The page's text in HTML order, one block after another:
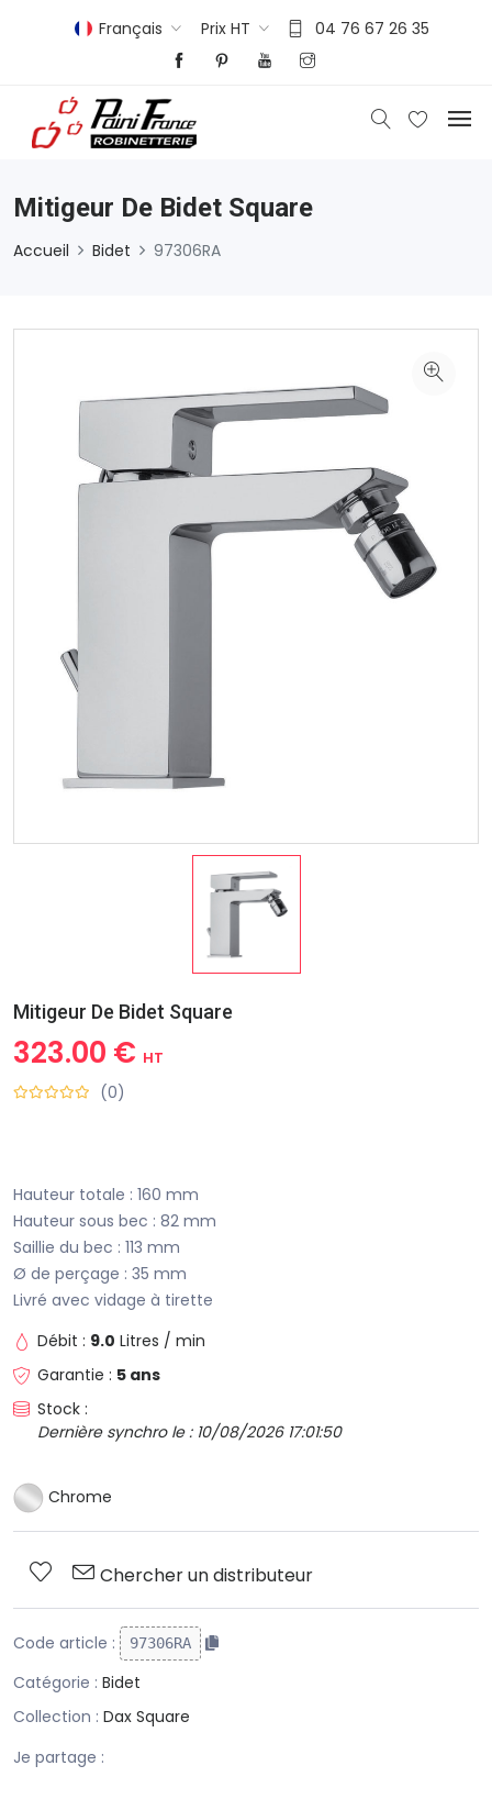
Français Prix HT 04 76 67 26 35
Mitigeur De Bidet Square
Accueil Bidet 97306RA
Mitigeur De Bidet Square
323.00 € HT
(0)
Hauteur totale : 160 mm
Hauteur sous bec : 82 mm
Saillie du bec : 113 mm
Ø de perçage : 35 mm
Livré avec vidage à tirette
Débit : 9.0 Litres / min
Garantie : 5 ans
Stock :
Dernière synchro le : 10/08/2026 17:01:50
Chrome
Chercher un distributeur
Code article : 97306RA
Catégorie : Bidet
Collection : Dax Square
Je partage :